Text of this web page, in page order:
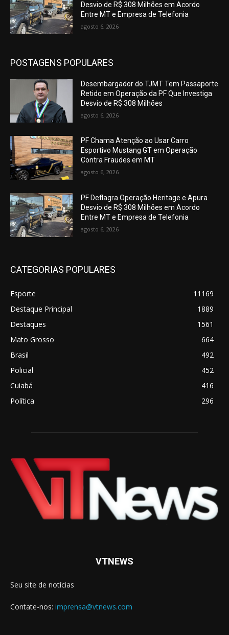
Desvio de R$ 308 Milhões em Acordo
Entre MT e Empresa de Telefonia
agosto 6, 2026
POSTAGENS POPULARES
Desembargador do TJMT Tem Passaporte
Retido em Operação da PF Que Investiga
Desvio de R$ 308 Milhões
agosto 6, 2026
PF Chama Atenção ao Usar Carro
Esportivo Mustang GT em Operação
Contra Fraudes em MT
agosto 6, 2026
PF Deflagra Operação Heritage e Apura
Desvio de R$ 308 Milhões em Acordo
Entre MT e Empresa de Telefonia
agosto 6, 2026
CATEGORIAS POPULARES
Esporte
11169
Destaque Principal
1889
Destaques
1561
Mato Grosso
664
Brasil
492
Policial
452
Cuiabá
416
Política
296
VTNEWS
Seu site de notícias
Contate-nos: imprensa@vtnews.com